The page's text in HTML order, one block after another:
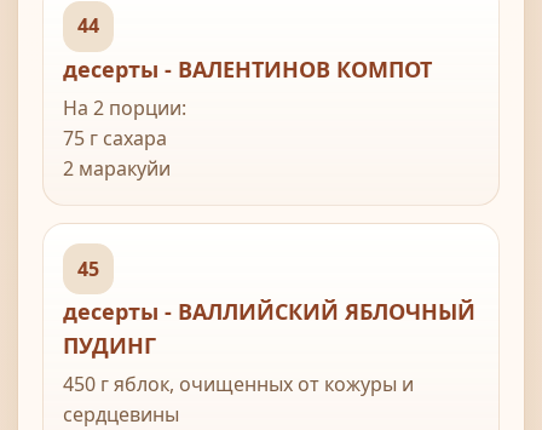
4 ч л тростникового сахара
44
десерты - ВАЛЕНТИНОВ КОМПОТ
На 2 порции:
75 г сахара
2 маракуйи
150 г свежей малины
45
десерты - ВАЛЛИЙСКИЙ ЯБЛОЧНЫЙ
ПУДИНГ
450 г яблок, очищенных от кожуры и
сердцевины